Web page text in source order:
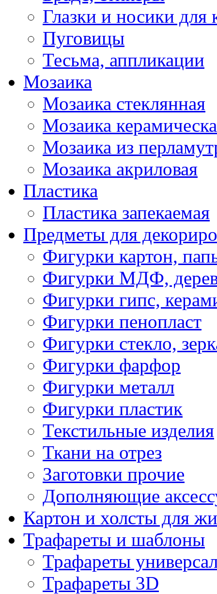
Глазки и носики для
Пуговицы
Тесьма, аппликации
Мозаика
Мозаика стеклянная
Мозаика
Мозаика из
Мозаика акриловая
Пластика
Пластика запекаемая
Предметы для
Фигурки картон,
Фигурки МДФ,
Фигурки гипс,
Фигурки пенопласт
Фигурки стекло,
Фигурки фарфор
Фигурки металл
Фигурки пластик
Текстильные изделия
Ткани на отрез
Заготовки прочие
Дополняющие
Картон и холсты для
Трафареты и шаблоны
Трафареты
Трафареты 3D